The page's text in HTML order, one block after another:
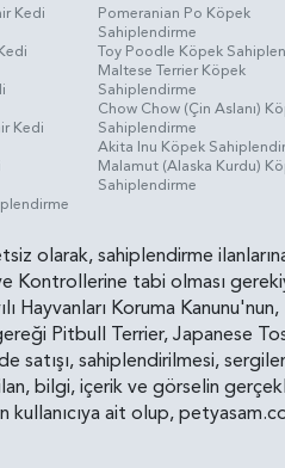
Kedi
Kedi
Pomeranian Po Köpek
Sahiplendirme
Toy Poodle Köpek
Maltese Terrier Köpek
Sahiplendirme
Chow Chow (Çin Aslanı)
Sahiplendirme
Akita Inu Köpek
Malamut (Alaska Kurdu)
Sahiplendirme
olarak, sahiplendirme
Kontrollerine tabi olması
Hayvanları Koruma
Pitbull Terrier, Japanese
satışı, sahiplendirilmesi,
bilgi, içerik ve görselin
kullanıcıya ait olup,